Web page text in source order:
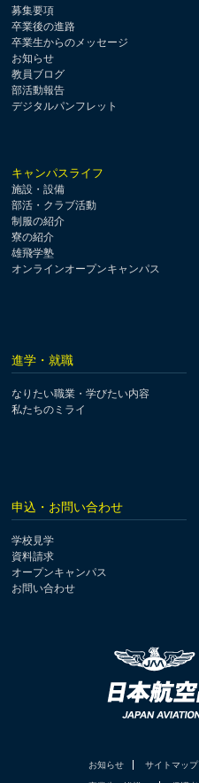
募集要項
卒業後の進路
卒業生からのメッセージ
お知らせ
教員ブログ
部活動報告
デジタルパンフレット
キャンパスライフ
施設・設備
部活・クラブ活動
制服の紹介
寮の紹介
雄飛学塾
オンラインオープンキャンパス
進学・就職
なりたい職業・学びたい内容
私たちのミライ
申込・お問い合わせ
学校見学
資料請求
オープンキャンパス
お問い合わせ
お知らせ サイトマップ